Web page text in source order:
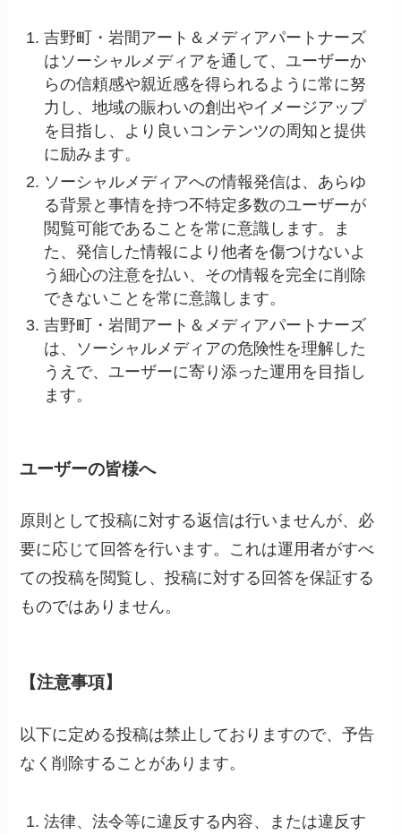
吉野町・岩間アート＆メディアパートナーズ
はソーシャルメディアを通して、ユーザーか
らの信頼感や親近感を得られるように常に努
力し、地域の賑わいの創出やイメージアップ
を目指し、より良いコンテンツの周知と提供
に励みます。
ソーシャルメディアへの情報発信は、あらゆ
る背景と事情を持つ不特定多数のユーザーが
閲覧可能であることを常に意識します。ま
た、発信した情報により他者を傷つけないよ
う細心の注意を払い、その情報を完全に削除
できないことを常に意識します。
吉野町・岩間アート＆メディアパートナーズ
は、ソーシャルメディアの危険性を理解した
うえで、ユーザーに寄り添った運用を目指し
ます。
ユーザーの皆様へ
原則として投稿に対する返信は行いませんが、必
要に応じて回答を行います。これは運用者がすべ
ての投稿を閲覧し、投稿に対する回答を保証する
ものではありません。
【注意事項】
以下に定める投稿は禁止しておりますので、予告
なく削除することがあります。
法律、法令等に違反する内容、または違反す